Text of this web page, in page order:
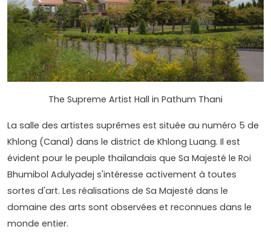
The Supreme Artist Hall in Pathum Thani
La salle des artistes suprêmes est située au numéro 5 de
Khlong (Canal) dans le district de Khlong Luang. Il est
évident pour le peuple thaïlandais que Sa Majesté le Roi
Bhumibol Adulyadej s'intéresse activement à toutes
sortes d'art. Les réalisations de Sa Majesté dans le
domaine des arts sont observées et reconnues dans le
monde entier.